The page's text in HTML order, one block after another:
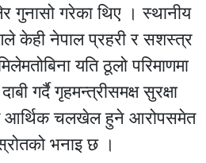
गुनासो गरेका थिए । स्थानीय
केही नेपाल प्रहरी र सशस्त्र
यति ठूलो परिमाणमा
गर्दै गृहमन्त्रीसमक्ष सुरक्षा
आर्थिक चलखेल हुने आरोपसमेत
भनाइ छ ।